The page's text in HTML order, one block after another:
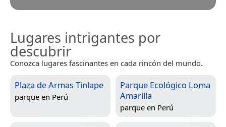
Lugares intrigantes por
descubrir
Conozca lugares fascinantes en cada rincón del mundo.
Plaza de Armas Tinlape
parque en Perú
Parque Ecológico Loma
Amarilla
parque en Perú